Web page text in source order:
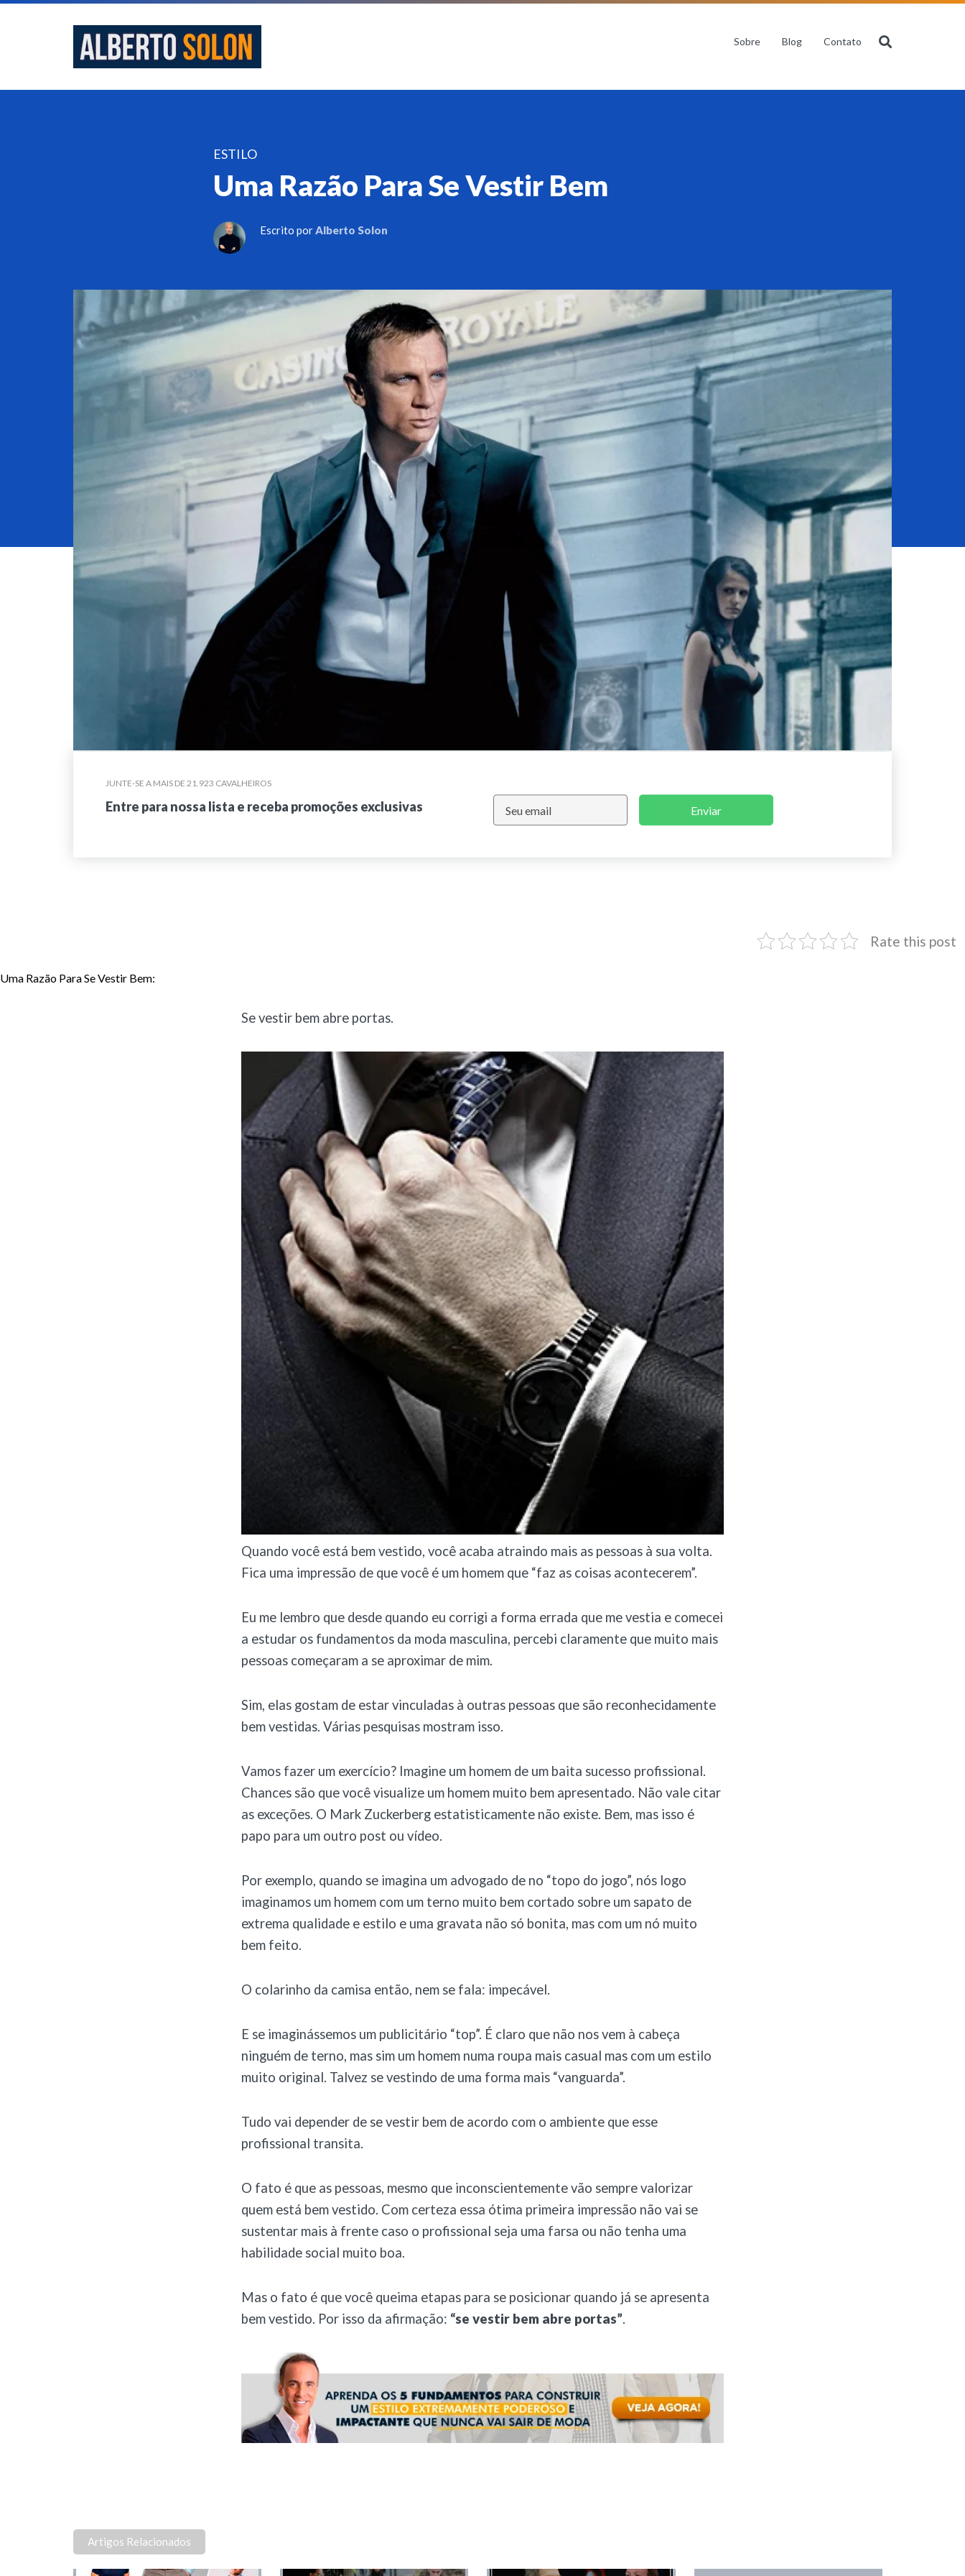
Sobre Blog Contato
ESTILO
Uma Razão Para Se Vestir Bem
Escrito porAlberto Solon
JUNTE-SE A MAIS DE 21.923 CAVALHEIROS
Entre para nossa lista e receba promoções exclusivas Enviar
Rate this post
Uma Razão Para Se Vestir Bem:
Se vestir bem abre portas.
Quando você está bem vestido, você acaba atraindo mais as pessoas à sua volta.
Fica uma impressão de que você é um homem que “faz as coisas acontecerem”.
Eu me lembro que desde quando eu corrigi a forma errada que me vestia e comecei
a estudar os fundamentos da moda masculina, percebi claramente que muito mais
pessoas começaram a se aproximar de mim.
Sim, elas gostam de estar vinculadas à outras pessoas que são reconhecidamente
bem vestidas. Várias pesquisas mostram isso.
Vamos fazer um exercício? Imagine um homem de um baita sucesso profissional.
Chances são que você visualize um homem muito bem apresentado. Não vale citar
as exceções. O Mark Zuckerberg estatisticamente não existe. Bem, mas isso é
papo para um outro post ou vídeo.
Por exemplo, quando se imagina um advogado de no “topo do jogo”, nós logo
imaginamos um homem com um terno muito bem cortado sobre um sapato de
extrema qualidade e estilo e uma gravata não só bonita, mas com um nó muito
bem feito.
O colarinho da camisa então, nem se fala: impecável.
E se imaginássemos um publicitário “top”. É claro que não nos vem à cabeça
ninguém de terno, mas sim um homem numa roupa mais casual mas com um estilo
muito original. Talvez se vestindo de uma forma mais “vanguarda”.
Tudo vai depender de se vestir bem de acordo com o ambiente que esse
profissional transita.
O fato é que as pessoas, mesmo que inconscientemente vão sempre valorizar
quem está bem vestido. Com certeza essa ótima primeira impressão não vai se
sustentar mais à frente caso o profissional seja uma farsa ou não tenha uma
habilidade social muito boa.
Mas o fato é que você queima etapas para se posicionar quando já se apresenta
bem vestido. Por isso da afirmação: “se vestir bem abre portas”.
Artigos Relacionados